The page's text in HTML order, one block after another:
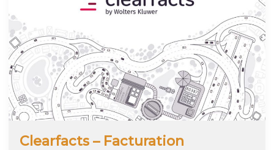
de
3
mois
prévue
le
SPF
Finances
Clearfacts – Facturation